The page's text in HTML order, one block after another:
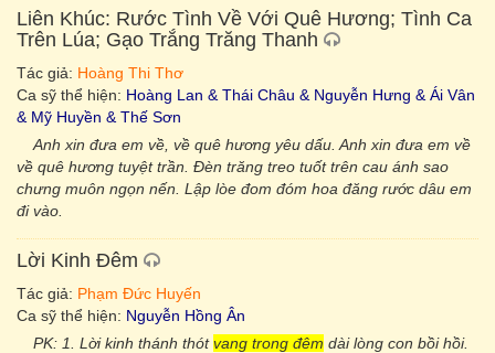
Liên Khúc: Rước Tình Về Với Quê Hương; Tình Ca
Trên Lúa; Gạo Trắng Trăng Thanh
Tác giả: Hoàng Thi Thơ
Ca sỹ thể hiện: Hoàng Lan & Thái Châu & Nguyễn Hưng & Ái Vân
& Mỹ Huyền & Thế Sơn
Anh xin đưa em về, về quê hương yêu dấu. Anh xin đưa em về
về quê hương tuyệt trần. Đèn trăng treo tuốt trên cau ánh sao
chưng muôn ngọn nến. Lập lòe đom đóm hoa đăng rước dâu em
đi vào.
Lời Kinh Đêm
Tác giả: Phạm Đức Huyến
Ca sỹ thể hiện: Nguyễn Hồng Ân
PK: 1. Lời kinh thánh thótvang trong đêm dài lòng con bồi hồi.